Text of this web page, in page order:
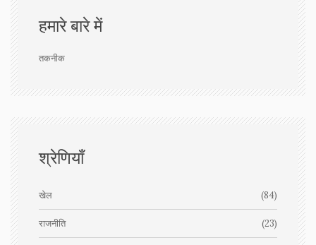
हमारे बारे में
तकनीक
श्रेणियाँ
खेल (84)
राजनीति (23)